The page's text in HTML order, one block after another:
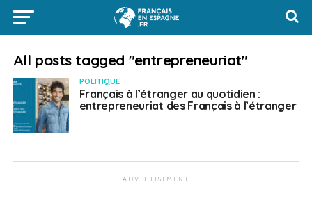
All posts tagged "entrepreneuriat"
POLITIQUE
Français à l’étranger au quotidien :
entrepreneuriat des Français à l’étranger
ADVERTISEMENT